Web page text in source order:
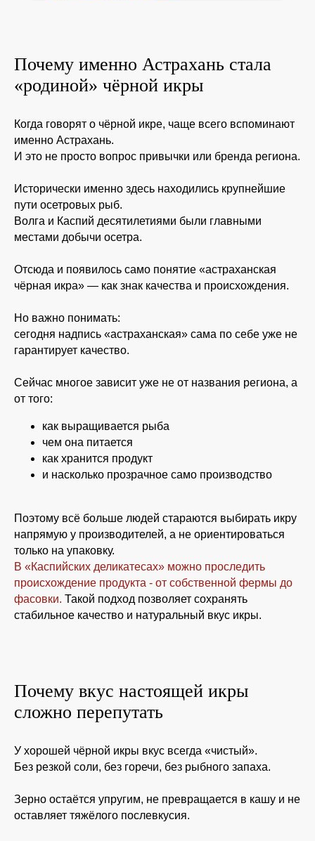
Почему именно Астрахань стала
«родиной» чёрной икры
Когда говорят о чёрной икре, чаще всего вспоминают
именно Астрахань.
И это не просто вопрос привычки или бренда региона.
Исторически именно здесь находились крупнейшие
пути осетровых рыб.
Волга и Каспий десятилетиями были главными
местами добычи осетра.
Отсюда и появилось само понятие «астраханская
чёрная икра» — как знак качества и происхождения.
Но важно понимать:
сегодня надпись «астраханская» сама по себе уже не
гарантирует качество.
Сейчас многое зависит уже не от названия региона, а
от того:
как выращивается рыба
чем она питается
как хранится продукт
и насколько прозрачное само производство
Поэтому всё больше людей стараются выбирать икру
напрямую у производителей, а не ориентироваться
только на упаковку.
В «Каспийских деликатесах» можно проследить
происхождение продукта - от собственной фермы до
фасовки. Такой подход позволяет сохранять
стабильное качество и натуральный вкус икры.
Почему вкус настоящей икры
сложно перепутать
У хорошей чёрной икры вкус всегда «чистый».
Без резкой соли, без горечи, без рыбного запаха.
Зерно остаётся упругим, не превращается в кашу и не
оставляет тяжёлого послевкусия.